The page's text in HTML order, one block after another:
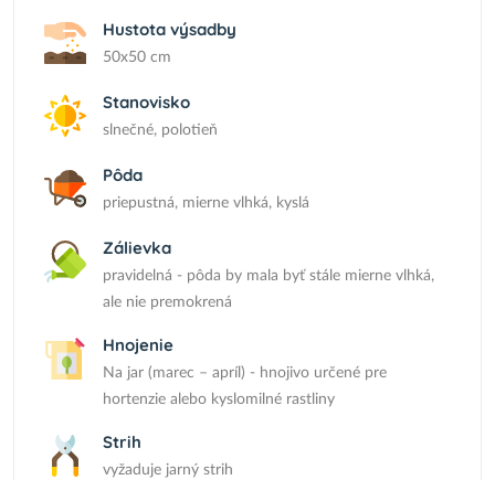
Hustota výsadby
50x50 cm
Stanovisko
slnečné, polotieň
Pôda
priepustná, mierne vlhká, kyslá
Zálievka
pravidelná - pôda by mala byť stále mierne vlhká,
ale nie premokrená
Hnojenie
Na jar (marec – apríl) - hnojivo určené pre
hortenzie alebo kyslomilné rastliny
Strih
vyžaduje jarný strih